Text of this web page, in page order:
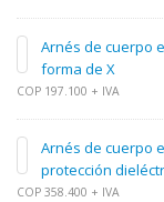
Arnés de cuerpo
forma de X
COP 197.100 + IVA
Arnés de cuerpo
protección
COP 358.400 + IVA